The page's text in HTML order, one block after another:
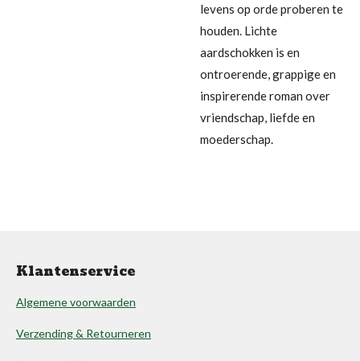
levens op orde proberen te
houden. Lichte
aardschokken is en
ontroerende, grappige en
inspirerende roman over
vriendschap, liefde en
moederschap.
Klantenservice
Algemene voorwaarden
Verzending & Retourneren